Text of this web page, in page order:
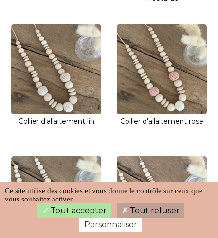
Collier d'allaitement lin Collier d'allaitement rose
Ce site utilise des cookies et vous donne le contrôle sur ceux que
vous souhaitez activer
Tout accepter
Tout refuser
Personnaliser